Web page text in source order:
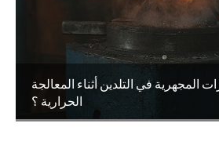
المجهرية في التلدين أثناء المعالجة
الحرارية ؟